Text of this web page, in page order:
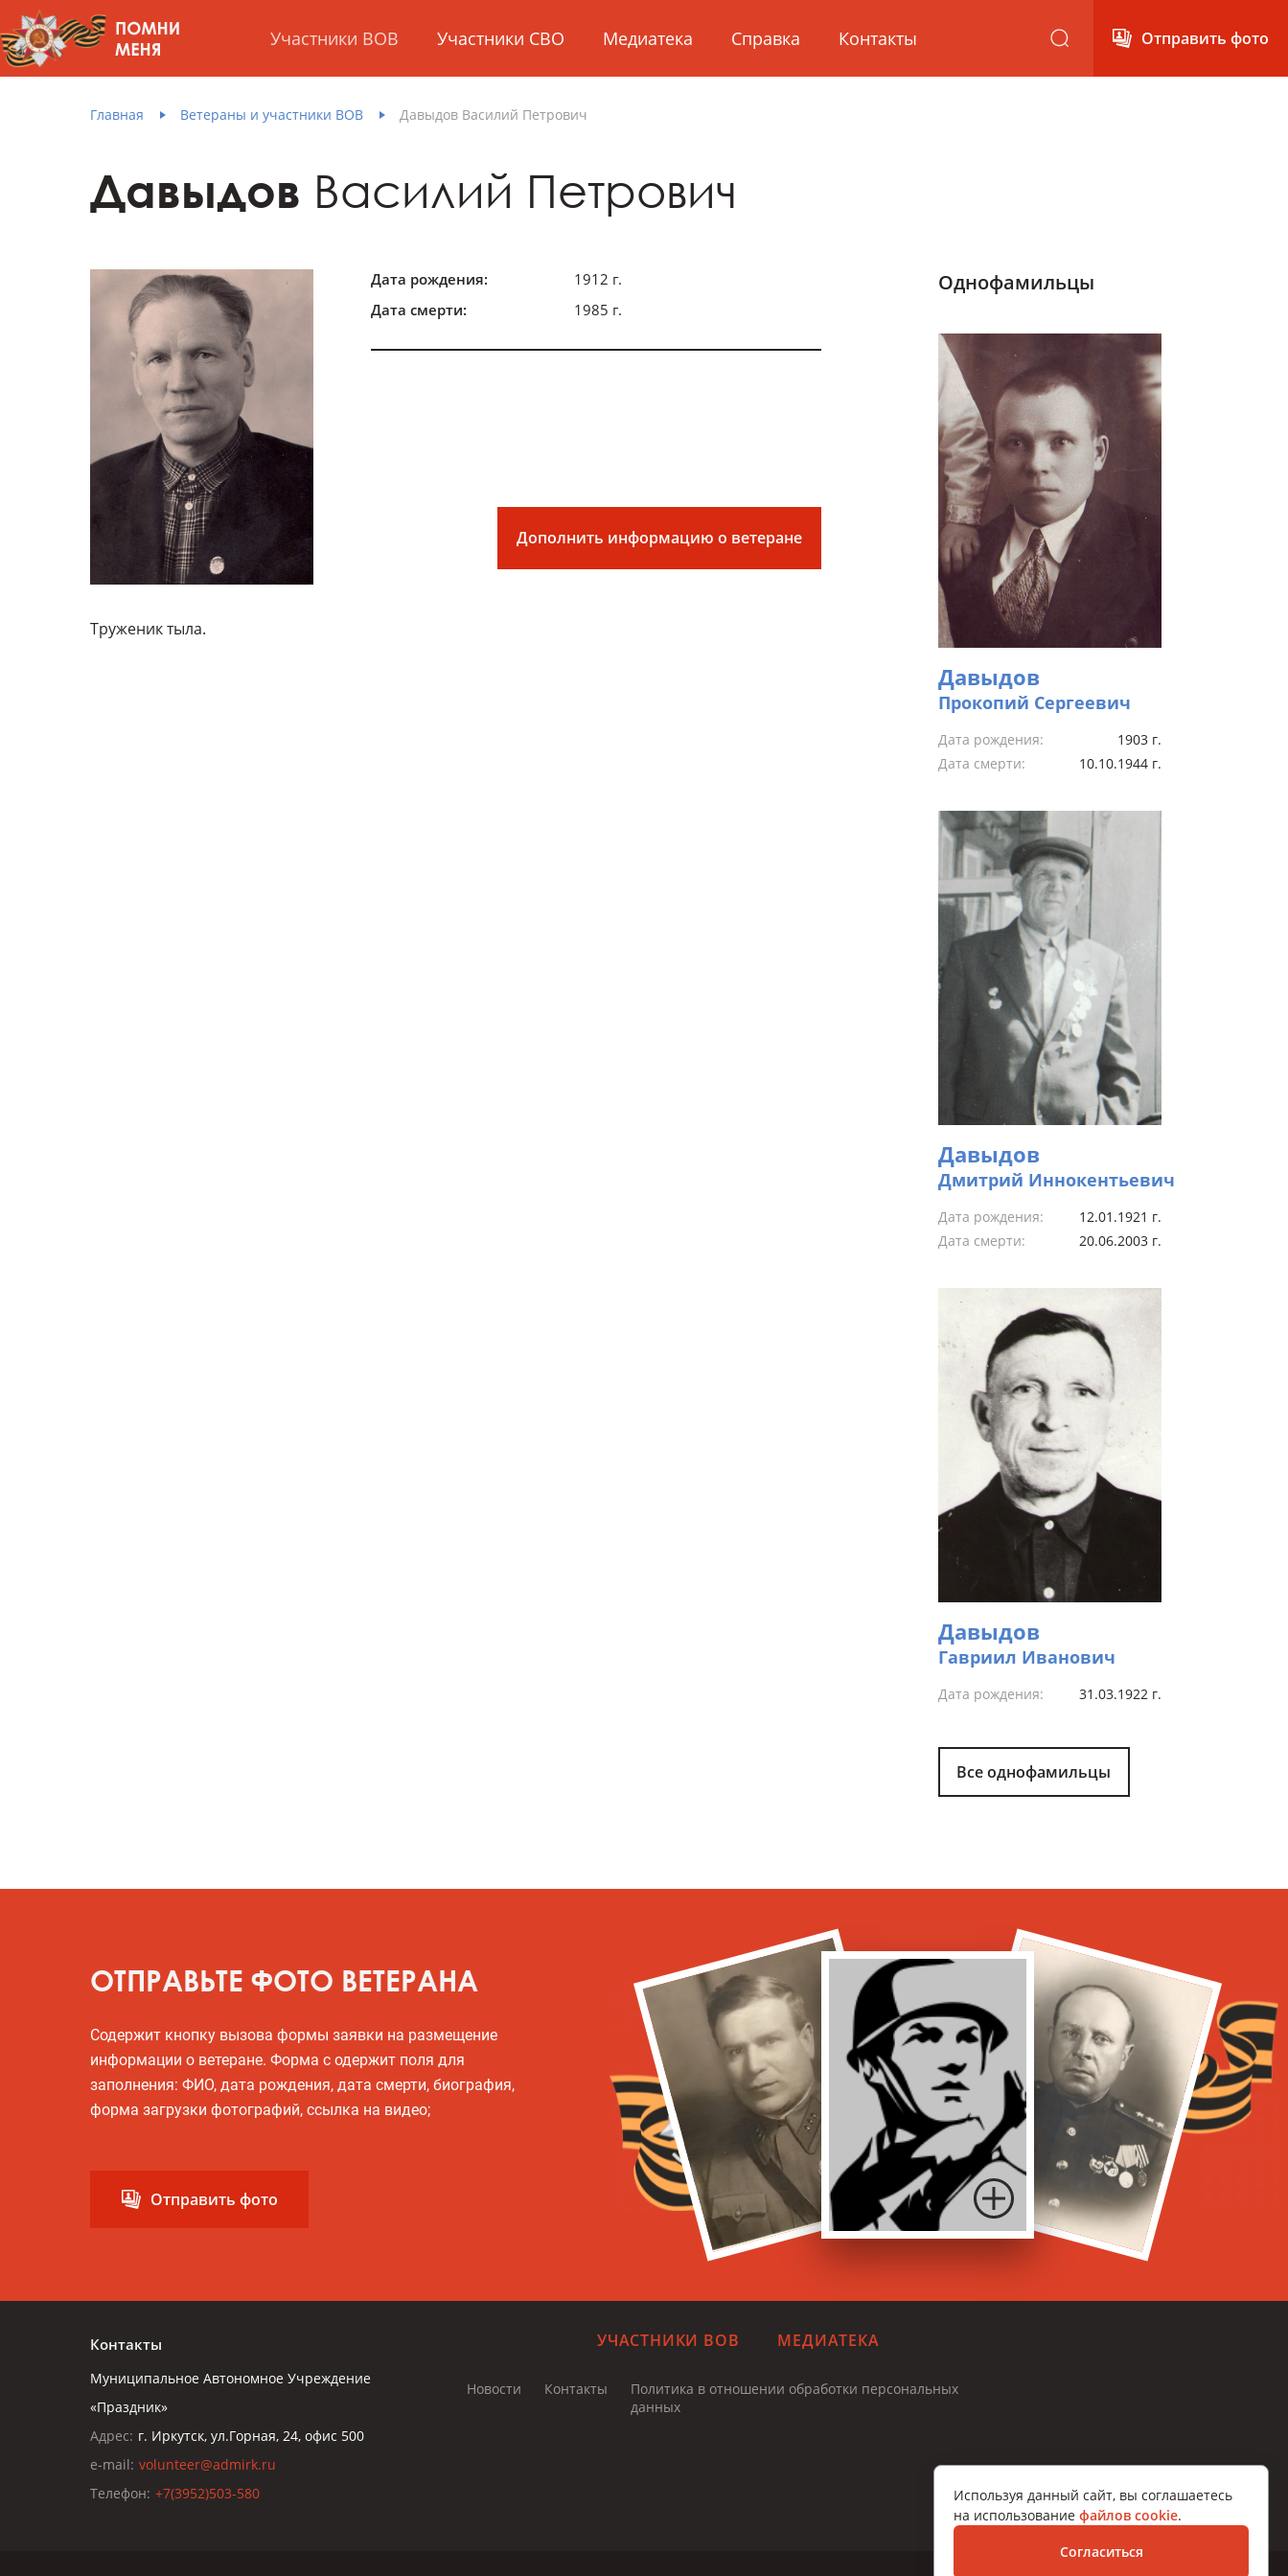
Участники ВОВ Участники СВО Медиатека Справка Контакты Отправить фото
Главная Ветераны и участники ВОВ Давыдов Василий Петрович
Давыдов Василий Петрович
Дата рождения:
1912 г.
Дата смерти:
1985 г.
Дополнить информацию о ветеране
Труженик тыла.
Однофамильцы
Давыдов
Прокопий Сергеевич
Дата рождения:
1903 г.
Дата смерти:
10.10.1944 г.
Давыдов
Дмитрий Иннокентьевич
Дата рождения:
12.01.1921 г.
Дата смерти:
20.06.2003 г.
Давыдов
Гавриил Иванович
Дата рождения: 31.03.1922 г.
Все однофамильцы
ОТПРАВЬТЕ ФОТО ВЕТЕРАНА
Содержит кнопку вызова формы заявки на размещение
информации о ветеране. Форма с одержит поля для
заполнения: ФИО, дата рождения, дата смерти, биография,
форма загрузки фотографий, ссылка на видео;
Отправить фото
Контакты
Муниципальное Автономное Учреждение
«Праздник»
Адрес: г. Иркутск, ул.Горная, 24, офис 500
e-mail: volunteer@admirk.ru
Телефон: +7(3952)503-580
УЧАСТНИКИ ВОВ МЕДИАТЕКА
Новости Контакты
Политика в отношении обработки персональных
данных
Используя данный сайт, вы соглашаетесь
на использование файлов cookie.
Согласиться